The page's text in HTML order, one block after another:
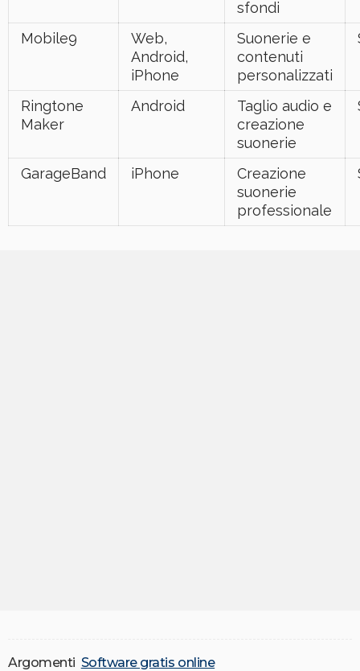
sfondi
Mobile9
Web,
Android,
iPhone
Suonerie e
contenuti
personalizzati
Ringtone
Maker
Android
Taglio audio e
creazione
suonerie
GarageBand iPhone
Creazione
suonerie
professionale
Argomenti Software gratis online